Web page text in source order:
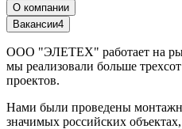
О компании
Вакансии4
ООО "ЭЛЕТЕХ" работает на
мы реализовали больше
проектов.
Нами были проведены
значимых российских